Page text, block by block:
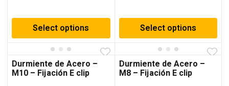
Select options Select options
Durmiente de Acero –
M10 – Fijación E clip
Durmiente de Acero –
M8 – Fijación E clip